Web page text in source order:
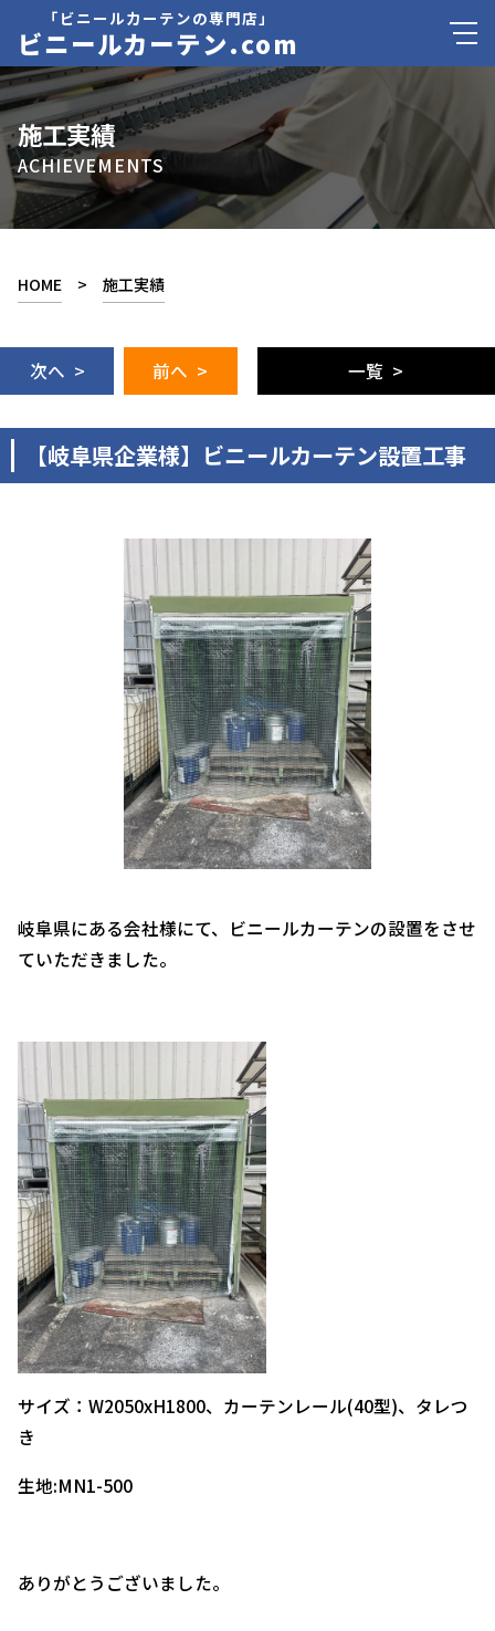
「ビニールカーテンの専門店」
ビニールカーテン.com
施工実績
ACHIEVEMENTS
HOME > 施工実績
次へ > 前へ > 一覧 >
【岐阜県企業様】ビニールカーテン設置工事
岐阜県にある会社様にて、ビニールカーテンの設置をさせ
ていただきました。
サイズ：W2050xH1800、カーテンレール(40型)、タレつ
き
生地:MN1-500
ありがとうございました。